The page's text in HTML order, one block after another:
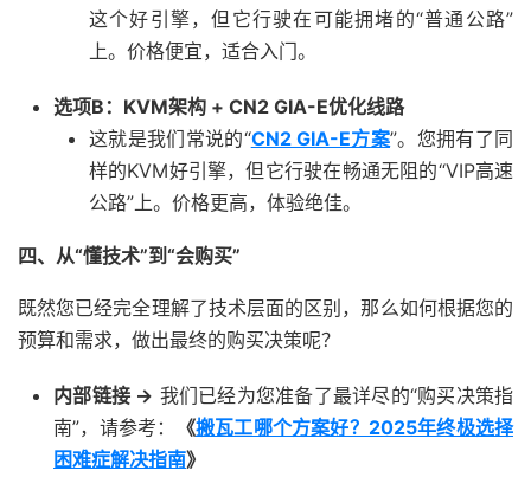
这个好引擎，但它行驶在可能拥堵的“普通公路”
上。价格便宜，适合入门。
选项B：KVM架构 + CN2 GIA-E优化线路
这就是我们常说的“CN2 GIA-E方案”。您拥有了同
样的KVM好引擎，但它行驶在畅通无阻的“VIP高速
公路”上。价格更高，体验绝佳。
四、从“懂技术”到“会购买”
既然您已经完全理解了技术层面的区别，那么如何根据您的
预算和需求，做出最终的购买决策呢？
内部链接 -> 我们已经为您准备了最详尽的“购买决策指
南”，请参考：
《搬瓦工哪个方案好？2025年终极选择
困难症解决指南》